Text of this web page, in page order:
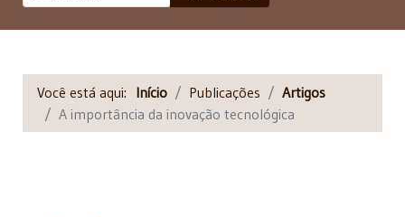
Você está aqui: Início Publicações
Artigos
A importância da inovação tecnológica